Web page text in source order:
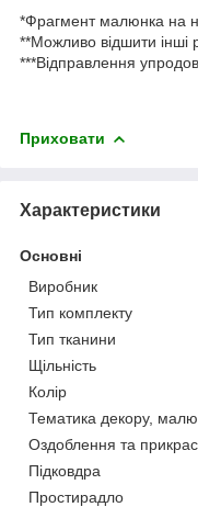
*Фрагмент малюнка на
**Можливо відшити інші
***Відправлення
Приховати
Характеристики
Основні
Виробник
Тип комплекту
Тип тканини
Щільність
Колір
Тематика декору,
Оздоблення та
Підковдра
Простирадло